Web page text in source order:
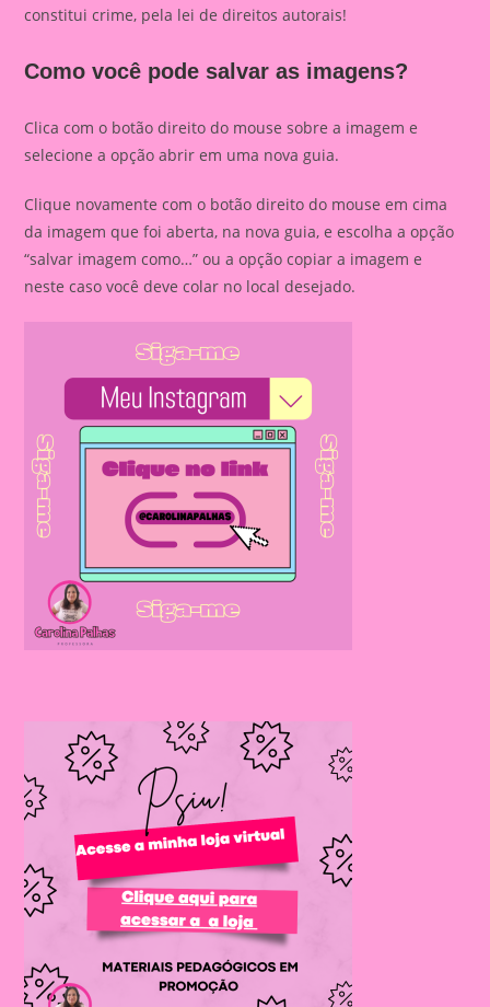
constitui crime, pela lei de direitos autorais!
Como você pode salvar as imagens?
Clica com o botão direito do mouse sobre a imagem e
selecione a opção abrir em uma nova guia.
Clique novamente com o botão direito do mouse em cima
da imagem que foi aberta, na nova guia, e escolha a opção
“salvar imagem como…” ou a opção copiar a imagem e
neste caso você deve colar no local desejado.